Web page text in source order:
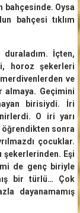
bahçesinde. Oysa
bahçesi tıklım
duraladım. İçten,
horoz şekerleri
ve
almaya. Geçimini
birisiydi. İri
O iri yarı
öğrendikten sonra
çocuklar.
şekerlerinden. Eşi
de genç biriyle
bir türlü… Çok
dayanamamış